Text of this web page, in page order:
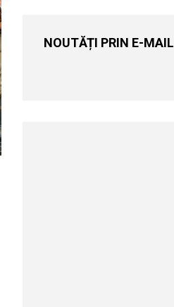
NOUTĂȚI PRIN E-MAIL